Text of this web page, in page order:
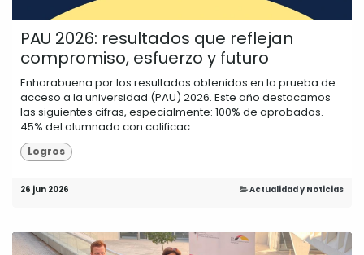
PAU 2026: resultados que reflejan
compromiso, esfuerzo y futuro
Enhorabuena por los resultados obtenidos en la prueba de
acceso a la universidad (PAU) 2026. Este año destacamos
las siguientes cifras, especialmente: 100% de aprobados.
45% del alumnado con calificac...
Logros
26 jun 2026 Actualidad y Noticias